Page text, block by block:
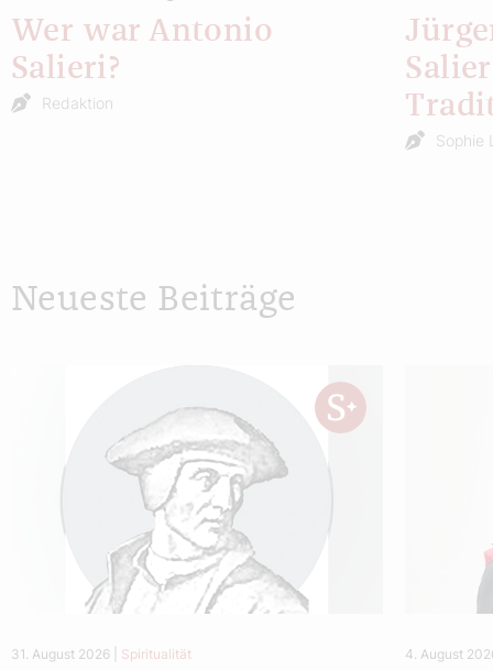
Wer war Antonio
Salieri?
Redaktion
Sophie
Neueste Beiträge
31. August 2026 Spiritualität 4. August